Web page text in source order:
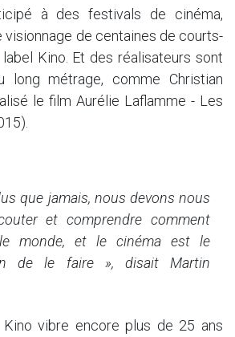
à des festivals de cinéma,
visionnage de centaines de courts-
Kino. Et des réalisateurs sont
long métrage, comme Christian
le film Aurélie Laflamme - Les
que jamais, nous devons nous
et comprendre comment
monde, et le cinéma est le
de le faire », disait Martin
vibre encore plus de 25 ans